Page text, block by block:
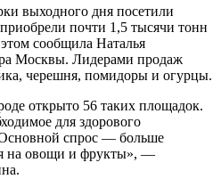
выходного дня посетили
почти 1,5 тысячи тонн
сообщила Наталья
Москвы. Лидерами продаж
черешня, помидоры и огурцы.
открыто 56 таких площадок.
для здорового
спрос — больше
на овощи и фрукты», —